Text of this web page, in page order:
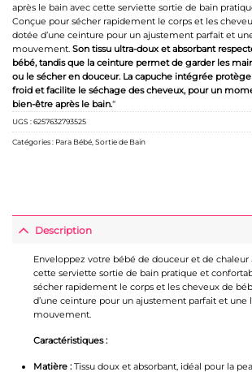
après le bain avec cette serviette sortie de bain
Conçue pour sécher rapidement le corps et les
dotée d’une ceinture pour un ajustement parfait et
mouvement. Son tissu ultra-doux et absorbant
bébé, tandis que la ceinture permet de garder les
ou le sécher en douceur. La capuche intégrée
froid et facilite le séchage des cheveux, pour un
bien-être après le bain.“
UGS :6257632793525
Catégories : Para Bébé Sortie de Bain
Description
Enveloppez votre bébé de douceur et de chaleur
cette serviette sortie de bain pratique et
sécher rapidement le corps et les cheveux de
d’une ceinture pour un ajustement parfait et une
mouvement.
Caractéristiques :
Matière :Tissu doux et absorbant, idéal pour la